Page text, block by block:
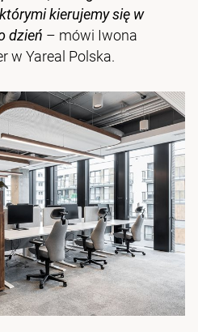
kierujemy się w
dzień – mówi Iwona
w Yareal Polska.